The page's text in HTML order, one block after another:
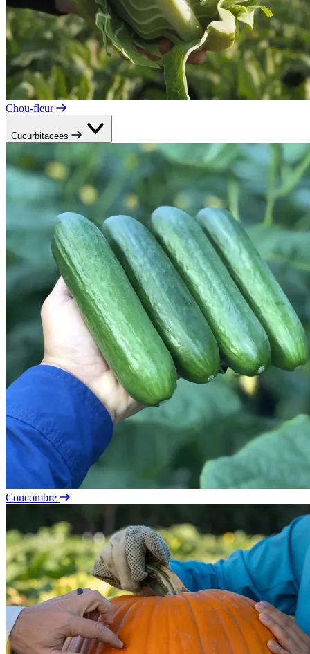
Chou-fleur
Cucurbitacées
Concombre